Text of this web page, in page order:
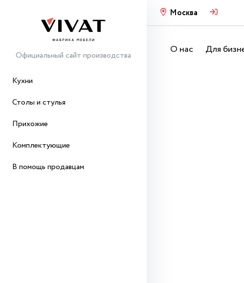
Официальный сайт производства
Кухни
Столы и стулья
Прихожие
Комплектующие
В помощь продавцам
Москва
О нас Для